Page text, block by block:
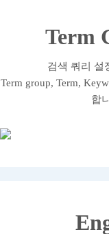
Term
검색 쿼리 설
Term group, Term,
합